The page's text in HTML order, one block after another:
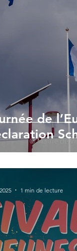
de
1 min de lecture